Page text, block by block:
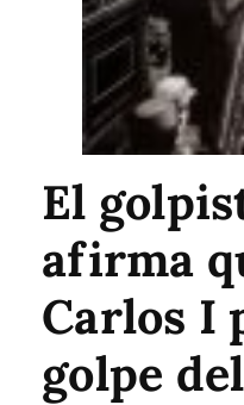
El
afirma
Carlos I
golpe